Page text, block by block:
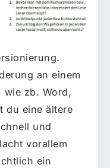
an einem
wie zb. Word,
du eine ältere
und
vorallem
ein